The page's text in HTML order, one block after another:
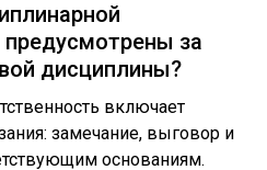
предусмотрены за
дисциплины?
включает
замечание, выговор и
основаниям.